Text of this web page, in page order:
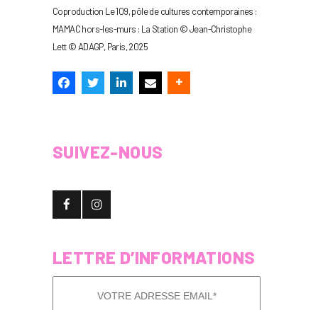
Coproduction Le 109, pôle de cultures contemporaines :
MAMAC hors-les-murs : La Station © Jean-Christophe
Lett © ADAGP, Paris, 2025
SUIVEZ-NOUS
LETTRE D’INFORMATIONS